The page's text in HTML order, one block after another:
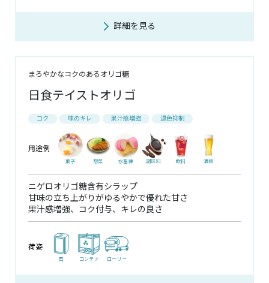
詳細を見る
まろやかなコクのあるオリゴ糖
日食テイストオリゴ
コク 味のキレ 果汁感増強 退色抑制
用途例
菓子 惣菜 水畜練 調味料 飲料 酒類
ニゲロオリゴ糖含有シラップ
甘味の立ち上がりがゆるやかで優れた甘さ
果汁感増強、コク付与、キレの良さ
荷姿
缶 コンテナ ローリー